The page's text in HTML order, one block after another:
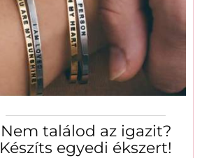
Nem találod az igazit?
Készíts egyedi ékszert!